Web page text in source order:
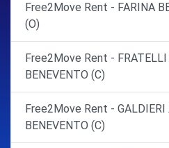
Free2Move Rent - FARINA
(O)
Free2Move Rent - FRATELLI
BENEVENTO (C)
Free2Move Rent - GALDIERI
BENEVENTO (C)